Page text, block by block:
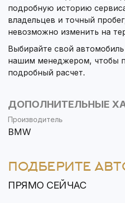
подробную историю
владельцев и точный
невозможно изменить на
Выбирайте свой
нашим менеджером, чтобы
подробный расчет.
ДОПОЛНИТЕЛЬНЫЕ
Производитель
BMW
ПОДБЕРИТЕ
ПРЯМО СЕЙЧАС